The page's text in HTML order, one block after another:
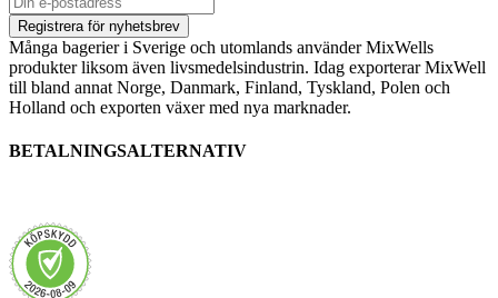
Många bagerier i Sverige och utomlands använder MixWells
produkter liksom även livsmedelsindustrin. Idag exporterar MixWell
till bland annat Norge, Danmark, Finland, Tyskland, Polen och
Holland och exporten växer med nya marknader.
BETALNINGSALTERNATIV